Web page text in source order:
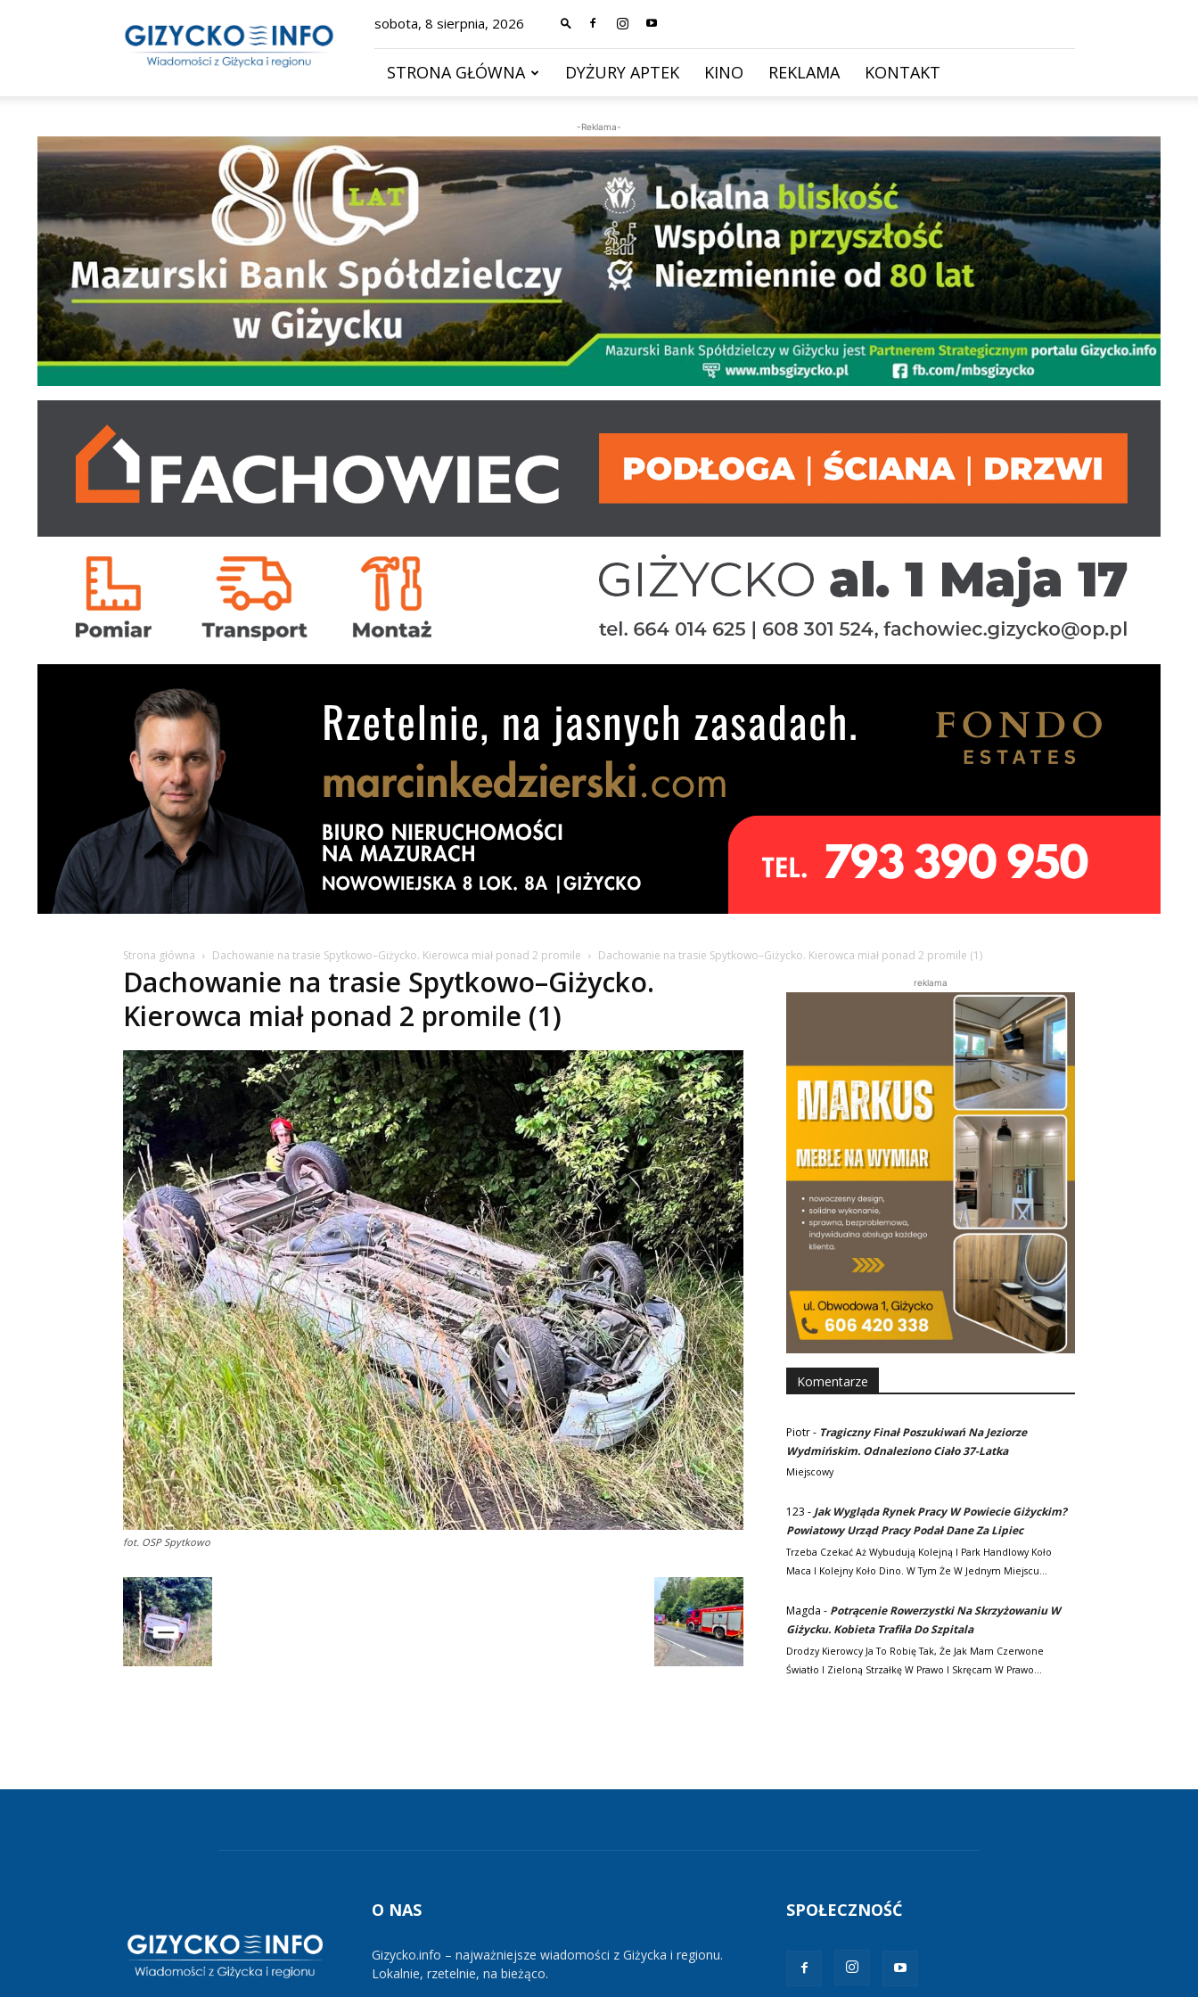
–
wiadomości
sobota, 8 sierpnia, 2026
STRONA GŁÓWNA DYŻURY APTEK KINO REKLAMA KONTAKT
-Reklama-
Strona główna Dachowanie na trasie Spytkowo–Giżycko. Kierowca miał ponad 2 promile Dachowanie na trasie Spytkowo–Giżycko. Kierowca miał ponad 2 promile (1)
Dachowanie na trasie Spytkowo–Giżycko.
Kierowca miał ponad 2 promile (1)
fot. OSP Spytkowo
reklama
Komentarze
Piotr- Tragiczny Finał Poszukiwań Na Jeziorze
Wydmińskim. Odnaleziono Ciało 37-Latka
Miejscowy
123 - Jak Wygląda Rynek Pracy W Powiecie Giżyckim?
Powiatowy Urząd Pracy Podał Dane Za Lipiec
Trzeba Czekać Aż Wybudują Kolejną I Park Handlowy Koło
Maca I Kolejny Koło Dino. W Tym Że W Jednym Miejscu…
Magda - Potrącenie Rowerzystki Na Skrzyżowaniu W
Giżycku. Kobieta Trafiła Do Szpitala
Drodzy Kierowcy Ja To Robię Tak, Że Jak Mam Czerwone
Światło I Zieloną Strzałkę W Prawo I Skręcam W Prawo…
O NAS
Gizycko.info – najważniejsze wiadomości z Giżycka i regionu.
Lokalnie, rzetelnie, na bieżąco.
SPOŁECZNOŚĆ